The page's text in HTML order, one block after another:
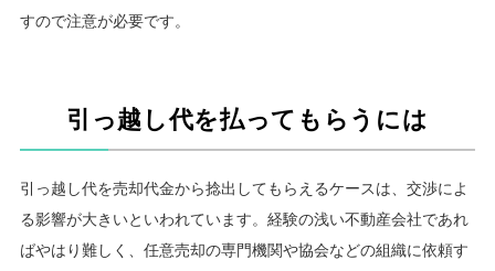
すので注意が必要です。
引っ越し代を払ってもらうには
引っ越し代を売却代金から捻出してもらえるケースは、交渉によ
る影響が大きいといわれています。経験の浅い不動産会社であれ
ばやはり難しく、任意売却の専門機関や協会などの組織に依頼す